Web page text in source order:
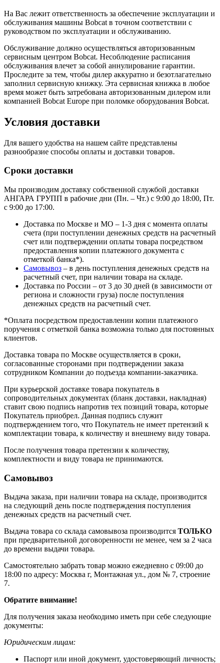
На Вас лежит ответственность за обеспечение эксплуатации и
обслуживания машины Bobcat в точном соответствии с
руководством по эксплуатации и обслуживанию.
Обслуживание должно осуществляться авторизованным
сервисным центром Bobcat. Несоблюдение расписания
обслуживания влечет за собой аннулирование гарантии.
Проследите за тем, чтобы дилер аккуратно и безотлагательно
заполнил сервисную книжку. Эта сервисная книжка в любое
время может быть затребована авторизованным дилером или
компанией Bobcat Europe при поломке оборудования Bobcat.
Условия доставки
Для вашего удобства на нашем сайте представлены
разнообразие способы оплаты и доставки товаров.
Сроки доставки
Мы производим доставку собственной службой доставки
АНГАРА ГРУПП в рабочие дни (Пн. – Чт.) с 9:00 до 18:00, Пт.
с 9:00 до 17:00.
Доставка по Москве и МО – 1-3 дня с момента оплаты
счета (при поступлении денежных средств на расчетный
счет или подтверждении оплаты товара посредством
предоставления копии платежного документа с
отметкой банка*).
Самовывоз – в день поступления денежных средств на
расчетный счет, при наличии товара на складе.
Доставка по России – от 3 до 30 дней (в зависимости от
региона и сложности груза) после поступления
денежных средств на расчетный счет.
*Оплата посредством предоставлении копии платежного
поручения с отметкой банка возможна только для постоянных
клиентов.
Доставка товара по Москве осуществляется в сроки,
согласованные сторонами при подтверждении заказа
сотрудником Компании до подъезда компании-заказчика.
При курьерской доставке товара покупатель в
сопроводительных документах (бланк доставки, накладная)
ставит свою подпись напротив тех позиций товара, которые
Покупатель приобрел. Данная подпись служит
подтверждением того, что Покупатель не имеет претензий к
комплектации товара, к количеству и внешнему виду товара.
После получения товара претензии к количеству,
комплектности и виду товара не принимаются.
Самовывоз
Выдача заказа, при наличии товара на складе, производится
на следующий день после подтверждения поступления
денежных средств на расчетный счет.
Выдача товара со склада самовывоза производится ТОЛЬКО
при предварительной договоренности не менее, чем за 2 часа
до времени выдачи товара.
Самостоятельно забрать товар можно ежедневно с 09:00 до
18:00 по адресу: Москва г, Монтажная ул., дом № 7, строение
7.
Обратите внимание!
Для получения заказа необходимо иметь при себе следующие
документы:
Юридическим лицам:
Паспорт или иной документ, удостоверяющий личность;